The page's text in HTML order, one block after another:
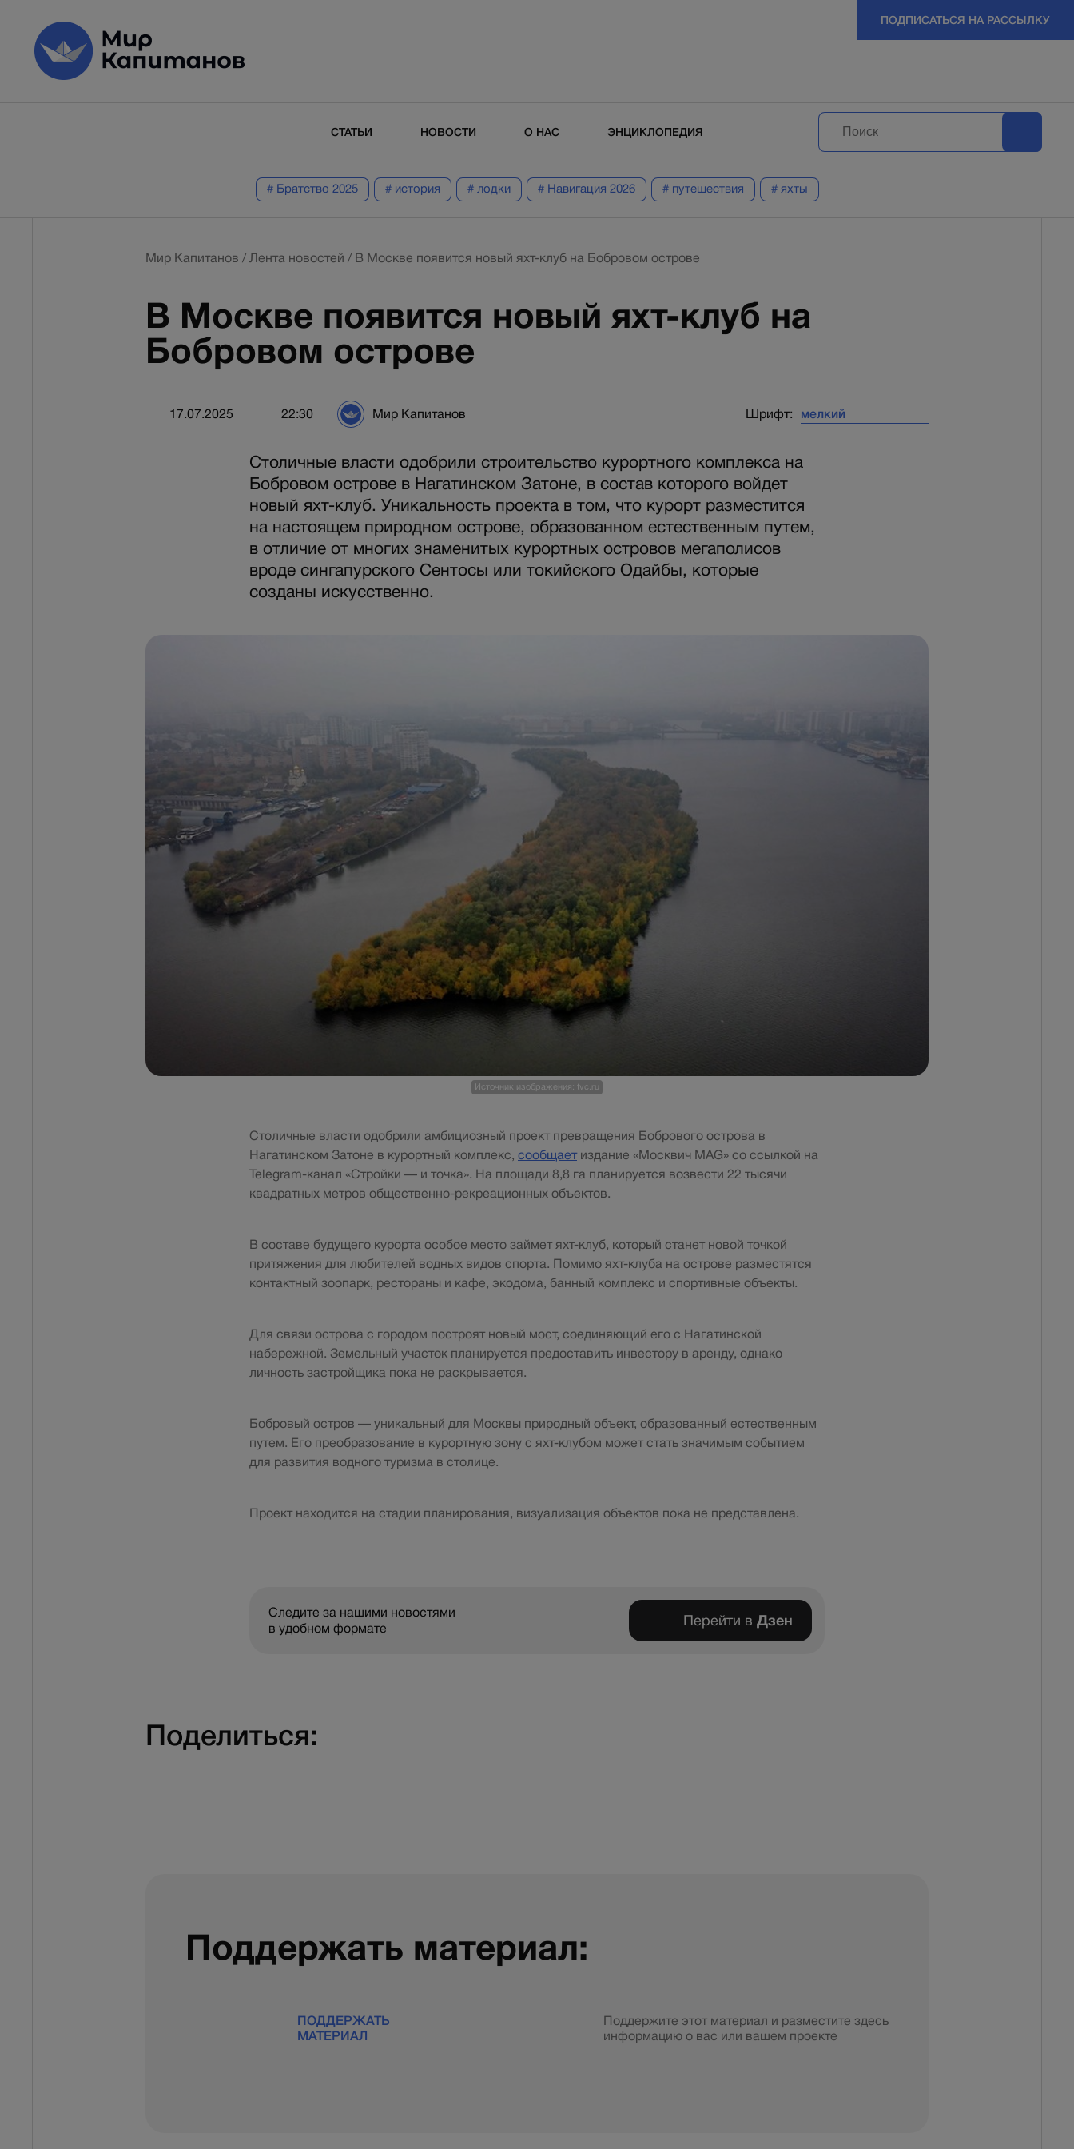
ПОДПИСАТЬСЯ НА РАССЫЛКУ
СТАТЬИ НОВОСТИ О НАС ЭНЦИКЛОПЕДИЯ
# Братство 2025 # история # лодки # Навигация 2026 # путешествия # яхты
Мир Капитанов / Лента новостей / В Москве появится новый яхт-клуб на Бобровом острове
В Москве появится новый яхт-клуб на
Бобровом острове
17.07.2025 22:30 Мир Капитанов Шрифт:
Столичные власти одобрили строительство курортного комплекса на
Бобровом острове в Нагатинском Затоне, в состав которого войдет
новый яхт-клуб. Уникальность проекта в том, что курорт разместится
на настоящем природном острове, образованном естественным путем,
в отличие от многих знаменитых курортных островов мегаполисов
вроде сингапурского Сентосы или токийского Одайбы, которые
созданы искусственно.
Источник изображения: tvc.ru
Столичные власти одобрили амбициозный проект превращения Бобрового острова в
Нагатинском Затоне в курортный комплекс, сообщаетиздание «Москвич MAG» со ссылкой на
Telegram-канал «Стройки — и точка». На площади 8,8 га планируется возвести 22 тысячи
квадратных метров общественно-рекреационных объектов.
В составе будущего курорта особое место займет яхт-клуб, который станет новой точкой
притяжения для любителей водных видов спорта. Помимо яхт-клуба на острове разместятся
контактный зоопарк, рестораны и кафе, экодома, банный комплекс и спортивные объекты.
Для связи острова с городом построят новый мост, соединяющий его с Нагатинской
набережной. Земельный участок планируется предоставить инвестору в аренду, однако
личность застройщика пока не раскрывается.
Бобровый остров — уникальный для Москвы природный объект, образованный естественным
путем. Его преобразование в курортную зону с яхт-клубом может стать значимым событием
для развития водного туризма в столице.
Проект находится на стадии планирования, визуализация объектов пока не представлена.
Следите за нашими новостями
в удобном формате
Перейти в Дзен
Поделиться:
Поддержать материал:
ПОДДЕРЖАТЬ
МАТЕРИАЛ
Поддержите этот материал и разместите здесь
информацию о вас или вашем проекте